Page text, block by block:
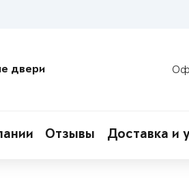
двери
Отзывы Доставка и